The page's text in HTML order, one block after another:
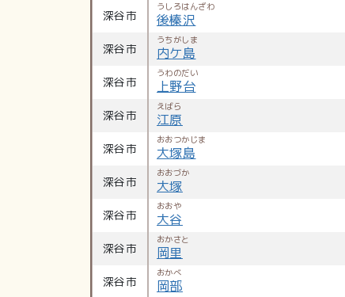
深谷市
うしろはんざわ
後榛沢
深谷市
うちがしま
内ケ島
深谷市
うわのだい
上野台
深谷市
えばら
江原
深谷市
おおつかじま
大塚島
深谷市
おおづか
大塚
深谷市
おおや
大谷
深谷市
おかさと
岡里
深谷市
おかべ
岡部